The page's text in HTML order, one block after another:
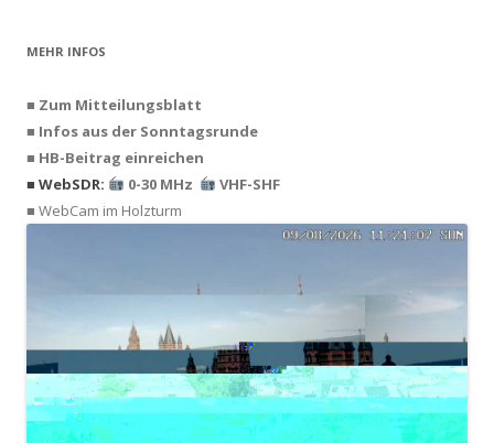
MEHR INFOS
■ Zum Mitteilungsblatt
■ Infos aus der Sonntagsrunde
■ HB-Beitrag einreichen
■ WebSDR:
0-30 MHz
VHF-SHF
■ WebCam im Holzturm